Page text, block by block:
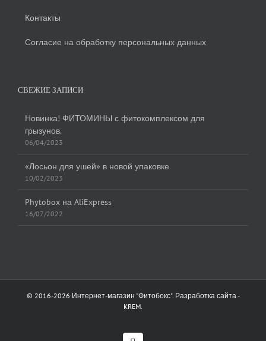
Контакты
Согласие на обработку персональных данных
СВЕЖИЕ ЗАПИСИ
Новинка! ФИТОМИНЫ с фитокомплексом для
грызунов.
06/04/2023
«Лосьон для ушей» в новой упаковке
10/02/2023
Phytobox на AliExpress
16/07/2022
© 2016-2026 Интернет-магазин "Фитобокс". Разработка сайта -
KREM.